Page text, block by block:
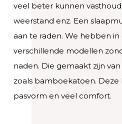
veel beter kunnen
weerstand enz. Een
aan te raden. We hebben
verschillende modellen
naden. Die gemaakt zijn
zoals bamboekatoen.
pasvorm en veel comfort.